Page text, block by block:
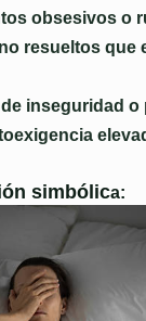
obsesivos o
resueltos que
inseguridad
simbólica: